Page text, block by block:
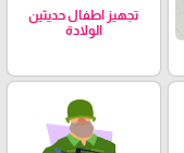
تجهيز اطفال حديثين
الولادة